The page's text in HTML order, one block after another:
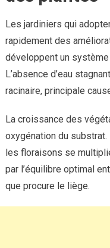
Les jardiniers qui
rapidement des
développent un
L’absence d’eau
racinaire, principale
La croissance des
oxygénation du
les floraisons se
par l’équilibre optimal
que procure le liège.